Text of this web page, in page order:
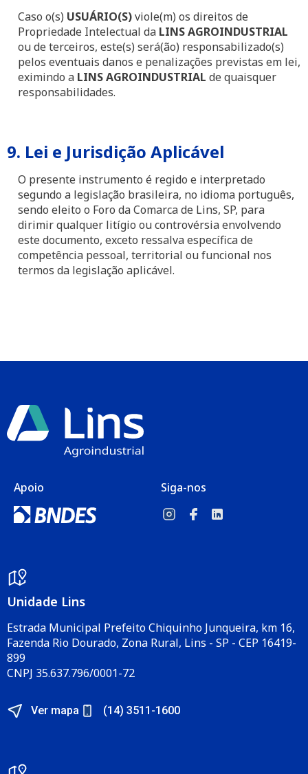
Caso o(s) USUÁRIO(S)viole(m) os direitos de
Propriedade Intelectual da LINS AGROINDUSTRIAL
ou de terceiros, este(s) será(ão) responsabilizado(s)
pelos eventuais danos e penalizações previstas em lei,
eximindo a LINS AGROINDUSTRIAL de quaisquer
responsabilidades.
9. Lei e Jurisdição Aplicável
O presente instrumento é regido e interpretado
segundo a legislação brasileira, no idioma português,
sendo eleito o Foro da Comarca de Lins, SP, para
dirimir qualquer litígio ou controvérsia envolvendo
este documento, exceto ressalva específica de
competência pessoal, territorial ou funcional nos
termos da legislação aplicável.
Apoio Siga-nos
Unidade Lins
Estrada Municipal Prefeito Chiquinho Junqueira, km 16,
Fazenda Rio Dourado, Zona Rural, Lins - SP - CEP 16419-
899
CNPJ 35.637.796/0001-72
Ver mapa (14) 3511-1600